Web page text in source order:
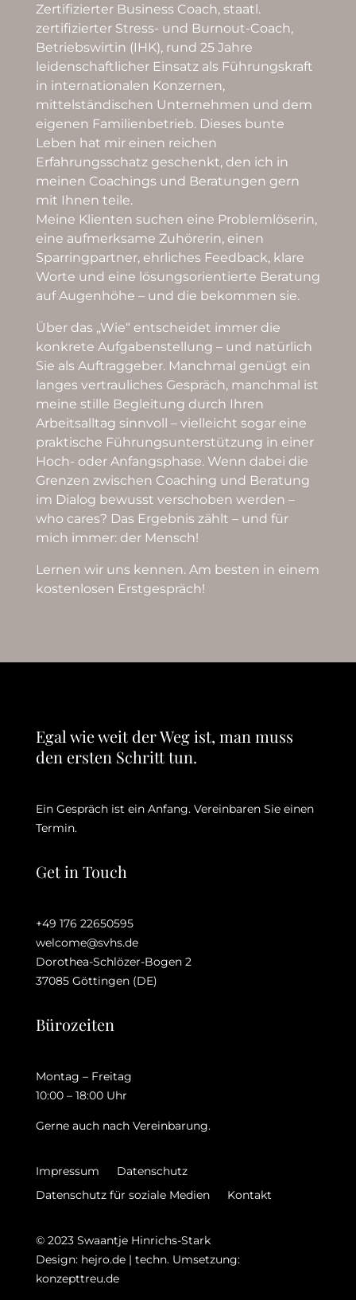
Zertifizierter Business Coach, staatl.
zertifizierter Stress- und Burnout-Coach,
Betriebswirtin (IHK), rund 25 Jahre
leidenschaftlicher Einsatz als Führungskraft
in internationalen Konzernen,
mittelständischen Unternehmen und dem
eigenen Familienbetrieb. Dieses bunte
Leben hat mir einen reichen
Erfahrungsschatz geschenkt, den ich in
meinen Coachings und Beratungen gern
mit Ihnen teile.
Meine Klienten suchen eine Problemlöserin,
eine aufmerksame Zuhörerin, einen
Sparringpartner, ehrliches Feedback, klare
Worte und eine lösungsorientierte Beratung
auf Augenhöhe – und die bekommen sie.
Über das „Wie“ entscheidet immer die
konkrete Aufgabenstellung – und natürlich
Sie als Auftraggeber. Manchmal genügt ein
langes vertrauliches Gespräch, manchmal ist
meine stille Begleitung durch Ihren
Arbeitsalltag sinnvoll – vielleicht sogar eine
praktische Führungsunterstützung in einer
Hoch- oder Anfangsphase. Wenn dabei die
Grenzen zwischen Coaching und Beratung
im Dialog bewusst verschoben werden –
who cares? Das Ergebnis zählt – und für
mich immer: der Mensch!
Lernen wir uns kennen. Am besten in einem
kostenlosen Erstgespräch!
Egal wie weit der Weg ist, man muss
den ersten Schritt tun.
Ein Gespräch ist ein Anfang. Vereinbaren Sie einen
Termin.
Get in Touch
+49 176 22650595
welcome@svhs.de
Dorothea-Schlözer-Bogen 2
37085 Göttingen (DE)
Bürozeiten
Montag – Freitag
10:00 – 18:00 Uhr
Gerne auch nach Vereinbarung.
Impressum
Datenschutz
Datenschutz für soziale Medien
Kontakt
© 2023 Swaantje Hinrichs-Stark
Design: hejro.de | techn. Umsetzung:
konzepttreu.de